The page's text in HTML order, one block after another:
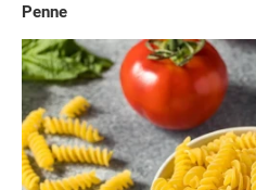
Penne